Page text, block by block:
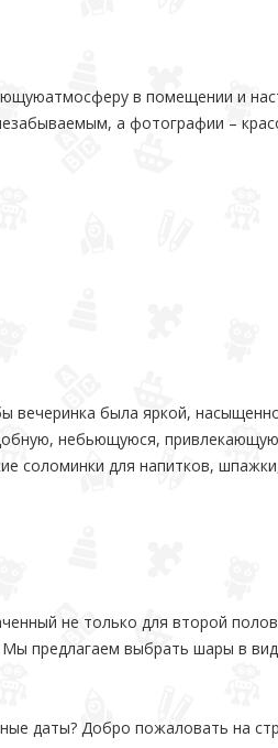
в помещении и
а фотографии –
вечеринка была яркой,
небьющуюся,
соломинки для напитков,
не только для второй
предлагаем выбрать шары в
даты? Добро пожаловать на